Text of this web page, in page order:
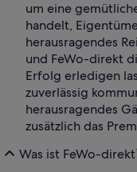
um eine
handelt,
herausragendes
und FeWo-direkt
Erfolg erledigen
zuverlässig
herausragendes
zusätzlich das
Was ist FeWo-